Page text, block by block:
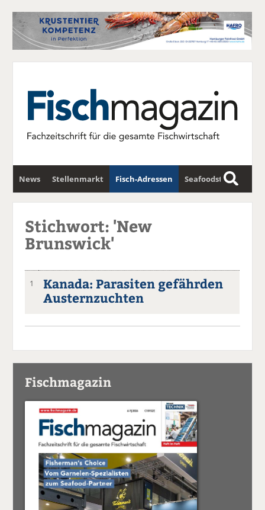
News Stellenmarkt Fisch-Adressen Seafoodstar
Fischwirtschafts-Gipfel Newsletter
S
u
Stichwort: 'New
Brunswick'
1
Kanada: Parasiten gefährden
Austernzuchten
Fischmagazin